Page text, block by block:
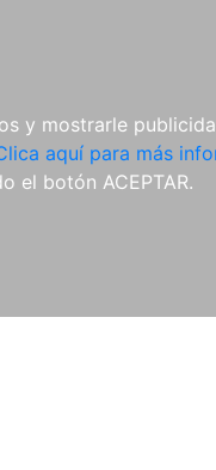
y mostrarle
aquí para más
el botón ACEPTAR.
REVISTAS
CDS Y
DVDS